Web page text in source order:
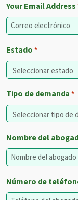
Your Email Address
Estado *
Tipo de demanda *
Nombre del
Número de